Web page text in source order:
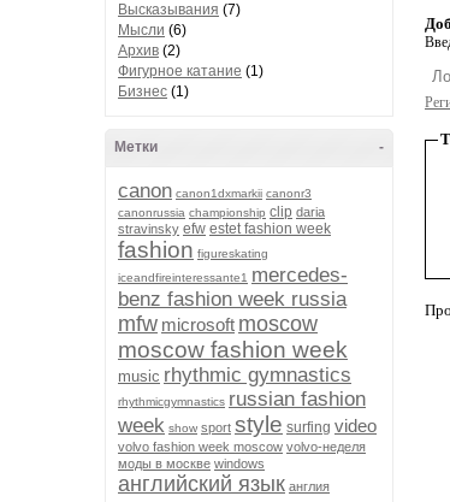
Высказывания (7)
Мысли (6)
Архив (2)
Фигурное катание (1)
Бизнес (1)
-
Метки
canon canon1dxmarkii canonr3
canonrussia championship clip daria
stravinsky efw estet fashion week
fashion figureskating
iceandfireinteressante1 mercedes-
benz fashion week russia
mfw microsoft moscow
moscow fashion week
music rhythmic gymnastics
rhythmicgymnastics russian fashion
week show sport style surfing video
volvo fashion week moscow volvo-неделя
моды в москве windows
английский язык англия